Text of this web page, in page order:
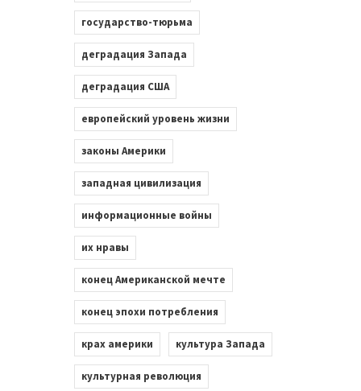
государство-тюрьма
деградация Запада
деградация США
европейский уровень жизни
законы Америки
западная цивилизация
информационные войны
их нравы
конец Американской мечте
конец эпохи потребления
крах америки культура Запада
культурная революция